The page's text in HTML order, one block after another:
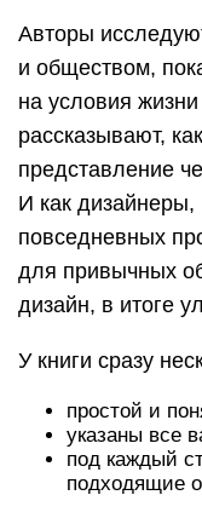
Авторы
и обществом,
на условия
рассказывают,
представление
И как
повседневных
для привычных
дизайн, в итоге
У книги сразу
простой и
указаны все
под каждый
подходящие